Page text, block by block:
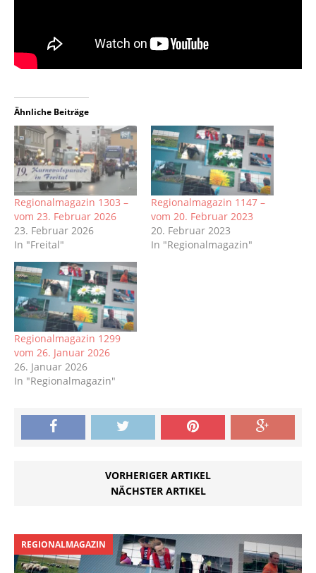
Ähnliche Beiträge
Regionalmagazin 1303 –
vom 23. Februar 2026
23. Februar 2026
In "Freital"
Regionalmagazin 1147 –
vom 20. Februar 2023
20. Februar 2023
In "Regionalmagazin"
Regionalmagazin 1299
vom 26. Januar 2026
26. Januar 2026
In "Regionalmagazin"
VORHERIGER ARTIKEL
NÄCHSTER ARTIKEL
REGIONALMAGAZIN